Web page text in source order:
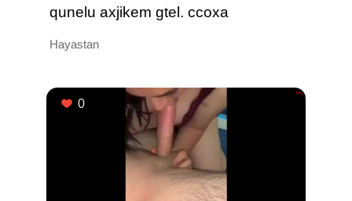
qunelu axjikem gtel. ccoxa
Hayastan
0